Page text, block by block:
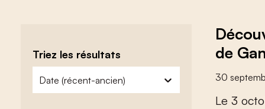
Triez les résultats
zoeken - sorteer
trier le contenu
de
30
Le 3 octo